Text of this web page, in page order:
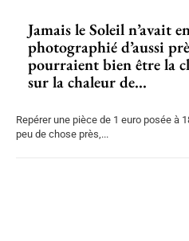
Jamais le Soleil n’avait
photographié d’aussi
pourraient bien être la
sur la chaleur de...
Repérer une pièce de 1 euro posée à
peu de chose près,...